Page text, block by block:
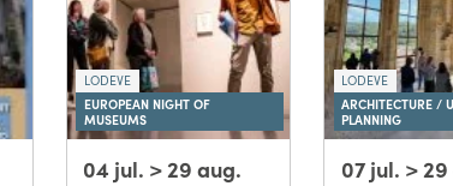
LODEVE
EUROPEAN NIGHT OF
MUSEUMS
04 jul. > 29 aug.
LODEVE
ARCHITECTURE /
PLANNING
07 jul. >